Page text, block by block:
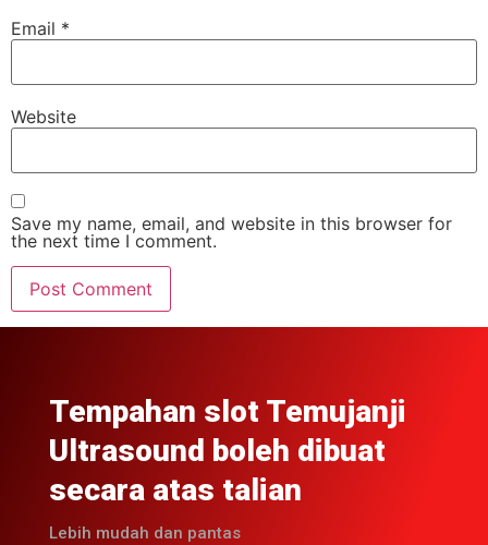
Email *
Website
Save my name, email, and website in this browser for
the next time I comment.
Tempahan slot Temujanji
Ultrasound boleh dibuat
secara atas talian
Lebih mudah dan pantas